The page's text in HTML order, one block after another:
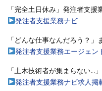
「完全土日休み」発注者支援
発注者支援業務ナビ
「どんな仕事なんだろう？」
発注者支援業務エージェン
「土木技術者が集まらない…
発注者支援業務ナビ求人掲